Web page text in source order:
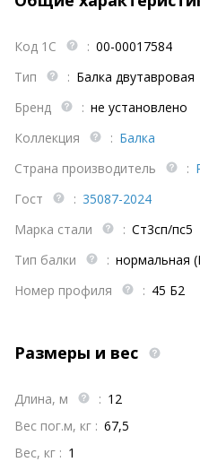
Код 1С : 00-00017584
Тип
: Балка двутавровая
Бренд
: не установлено
Коллекция
: Балка
Страна производитель
:
Гост
: 35087-2024
Марка стали
: Ст3сп/пс5
Тип балки
: нормальная
Номер профиля
: 45 Б2
Размеры и вес
Длина, м : 12
Вес пог.м, кг : 67,5
Вес, кг : 1